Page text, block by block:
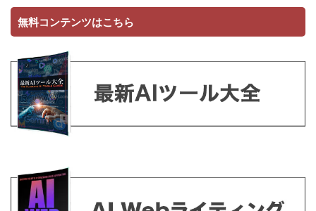
無料コンテンツはこちら